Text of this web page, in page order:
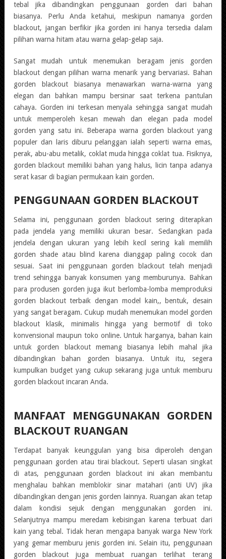
tebal jika dibandingkan penggunaan gorden dari bahan
biasanya. Perlu Anda ketahui, meskipun namanya gorden
blackout, jangan berfikir jika gorden ini hanya tersedia dalam
pilihan warna hitam atau warna gelap-gelap saja.
Sangat mudah untuk menemukan beragam jenis gorden
blackout dengan pilihan warna menarik yang bervariasi. Bahan
gorden blackout biasanya menawarkan warna-warna yang
elegan dan bahkan mampu bersinar saat terkena pantulan
cahaya. Gorden ini terkesan menyala sehingga sangat mudah
untuk memperoleh kesan mewah dan elegan pada model
gorden yang satu ini. Beberapa warna gorden blackout yang
populer dan laris diburu pelanggan ialah seperti warna emas,
perak, abu-abu metalik, coklat muda hingga coklat tua. Fisiknya,
gorden blackout memiliki bahan yang halus, licin tanpa adanya
serat kasar di bagian permukaan kain gorden.
PENGGUNAAN GORDEN BLACKOUT
Selama ini, penggunaan gorden blackout sering diterapkan
pada jendela yang memiliki ukuran besar. Sedangkan pada
jendela dengan ukuran yang lebih kecil sering kali memilih
gorden shade atau blind karena dianggap paling cocok dan
sesuai. Saat ini penggunaan gorden blackout telah menjadi
trend sehingga banyak konsumen yang memburunya. Bahkan
para produsen gorden juga ikut berlomba-lomba memproduksi
gorden blackout terbaik dengan model kain,, bentuk, desain
yang sangat beragam. Cukup mudah menemukan model gorden
blackout klasik, minimalis hingga yang bermotif di toko
konvensional maupun toko online. Untuk harganya, bahan kain
untuk gorden blackout memang biasanya lebih mahal jika
dibandingkan bahan gorden biasanya. Untuk itu, segera
kumpulkan budget yang cukup sekarang juga untuk memburu
gorden blackout incaran Anda.
MANFAAT MENGGUNAKAN GORDEN
BLACKOUT RUANGAN
Terdapat banyak keunggulan yang bisa diperoleh dengan
penggunaan gorden atau tirai blackout. Seperti ulasan singkat
di atas, penggunaan gorden blackout ini akan membantu
menghalau bahkan memblokir sinar matahari (anti UV) jika
dibandingkan dengan jenis gorden lainnya. Ruangan akan tetap
dalam kondisi sejuk dengan menggunakan gorden ini.
Selanjutnya mampu meredam kebisingan karena terbuat dari
kain yang tebal. Tidak heran mengapa banyak warga New York
yang gemar memburu jenis gorden ini. Selain itu, penggunaan
gorden blackout juga membuat ruangan terlihat terang